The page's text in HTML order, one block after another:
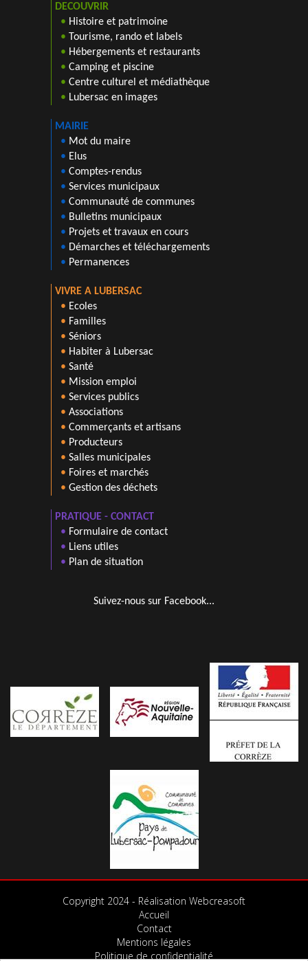
DECOUVRIR
• Histoire et patrimoine
• Tourisme, rando et labels
• Hébergements et restaurants
• Camping et piscine
• Centre culturel et médiathèque
• Lubersac en images
MAIRIE
• Mot du maire
• Elus
• Comptes-rendus
• Services municipaux
• Communauté de communes
• Bulletins municipaux
• Projets et travaux en cours
• Démarches et téléchargements
• Permanences
VIVRE A LUBERSAC
• Ecoles
• Familles
• Séniors
• Habiter à Lubersac
• Santé
• Mission emploi
• Services publics
• Associations
• Commerçants et artisans
• Producteurs
• Salles municipales
• Foires et marchés
• Gestion des déchets
PRATIQUE - CONTACT
• Formulaire de contact
• Liens utiles
• Plan de situation
Suivez-nous sur Facebook...
Copyright 2024 - Réalisation Webcreasoft
Accueil
Contact
Mentions légales
Politique de confidentialité